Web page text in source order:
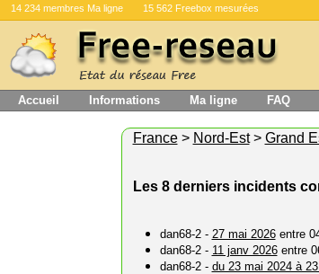
14 234 membres Ma ligne 15 562 Freebox mesurées
Accueil Informations Ma ligne FAQ
France> Nord-Est> Grand
Les 8 derniers incidents
dan68-2 - 27 mai 2026entre
dan68-2 - 11 janv 2026entre
dan68-2 - du 23 mai 2024 à